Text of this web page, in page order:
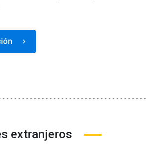
keyboard_arrow_right
extranjeros